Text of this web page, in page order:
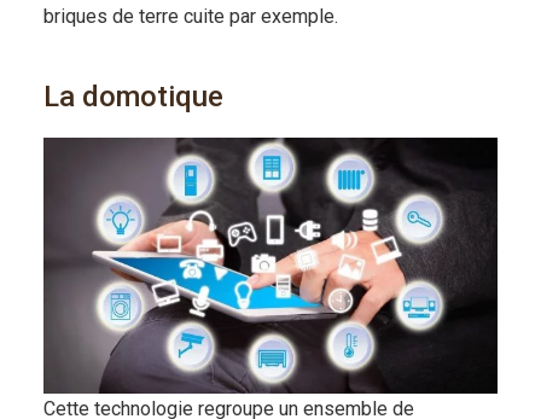
briques de terre cuite par exemple.
La domotique
Cette technologie regroupe un ensemble de